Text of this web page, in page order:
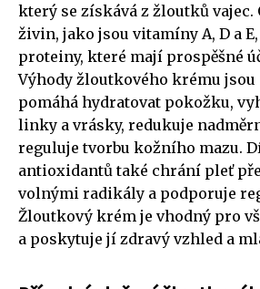
který se získává z žloutků vajec.
živin, jako jsou vitamíny A, D a
proteiny, které mají prospěšné
Výhody žloutkového krému
pomáhá hydratovat pokožku,
linky a vrásky, redukuje
reguluje tvorbu kožního mazu.
antioxidantů také chrání pleť
volnými radikály a podporuje
Žloutkový krém je vhodný pro
a poskytuje jí zdravý vzhled a